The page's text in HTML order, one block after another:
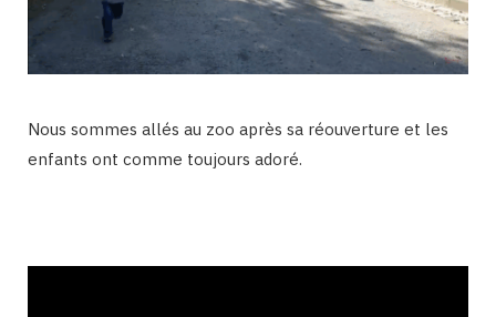
Nous sommes allés au zoo après sa réouverture et les
enfants ont comme toujours adoré.